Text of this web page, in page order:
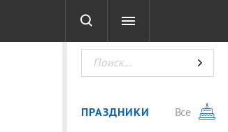
ТЕСТЫ
ПРАЗДНИКИ
Все